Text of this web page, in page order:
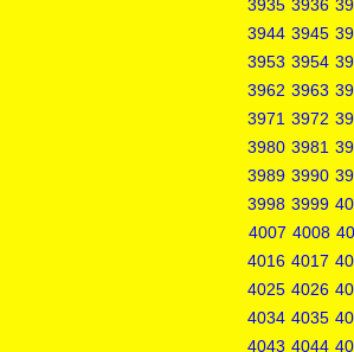
3935 3936
3944 3945
3953 3954
3962 3963
3971 3972
3980 3981
3989 3990
3998 3999
4007 4008
4016 4017
4025 4026
4034 4035
4043 4044